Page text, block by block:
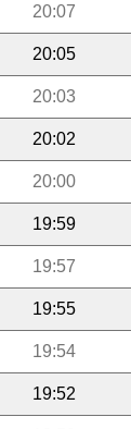
20:07
20:05
20:03
20:02
20:00
19:59
19:57
19:55
19:54
19:52